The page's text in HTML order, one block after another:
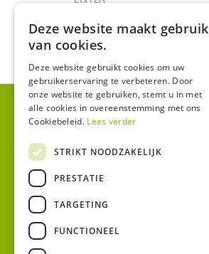
E14 LED
LED TL & LED PL
R7 / R7s LED
Klantenservice
Betalen en betaalmethodes
Verzending en bezorging
Retourbeleid
Deze website maakt gebruik
van cookies.
Deze website gebruikt cookies om uw
gebruikerservaring te verbeteren. Door
onze website te gebruiken, stemt u in met
alle cookies in overeenstemming met ons
Cookiebeleid. Lees verder
STRIKT NOODZAKELIJK
PRESTATIE
TARGETING
FUNCTIONEEL